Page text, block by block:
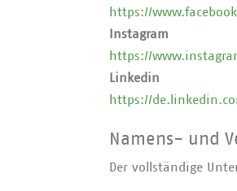
https://
Instagram
https://
Linkedin
https://
Namens- und
Der vollständige